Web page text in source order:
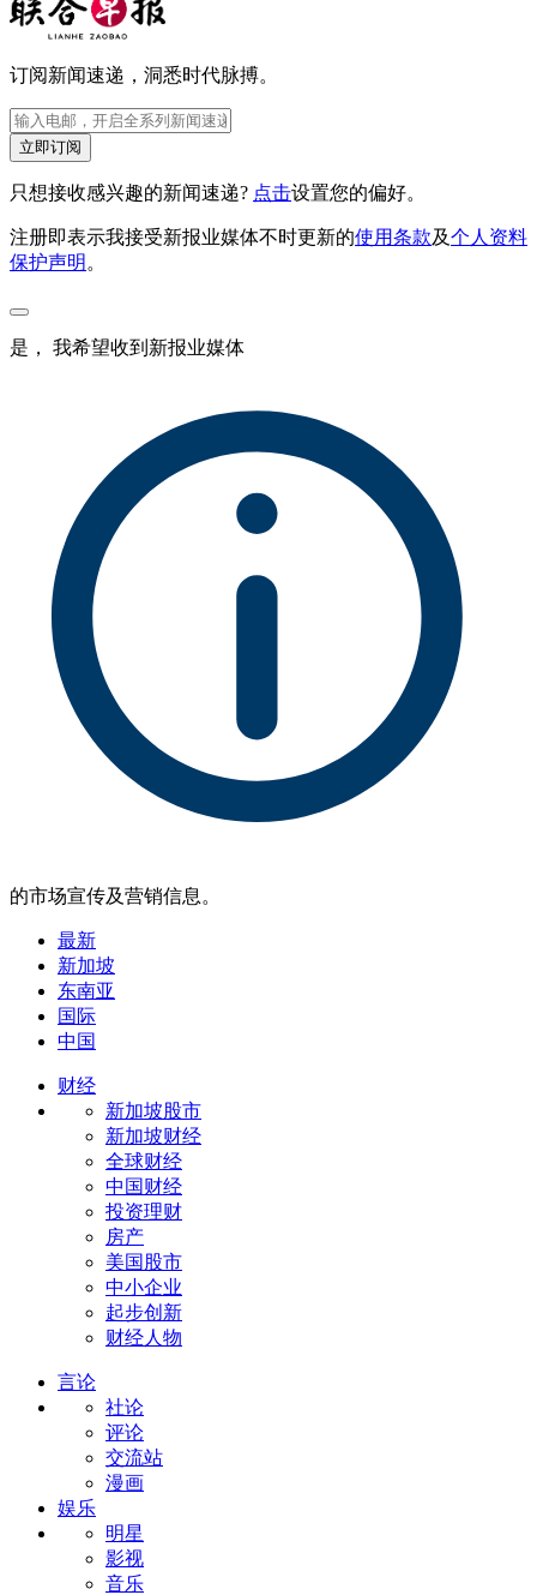
订阅新闻速递，洞悉时代脉搏。
立即订阅
只想接收感兴趣的新闻速递? 点击设置您的偏好。
注册即表示我接受新报业媒体不时更新的使用条款及个人资料
保护声明 。
是， 我希望收到新报业媒体
的市场宣传及营销信息。
最新
新加坡
东南亚
国际
中国
财经
新加坡股市
新加坡财经
全球财经
中国财经
投资理财
房产
美国股市
中小企业
起步创新
财经人物
言论
社论
评论
交流站
漫画
娱乐
明星
影视
音乐